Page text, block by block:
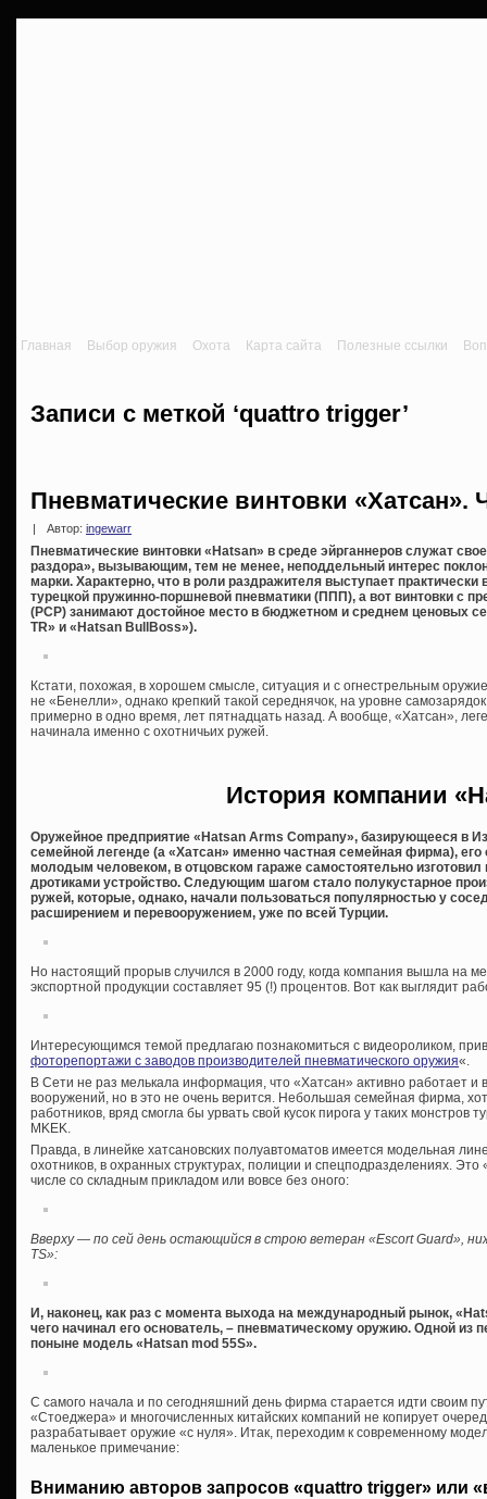
Главная Выбор оружия Охота Карта сайта Полезные ссылки
Записи с меткой ‘quattro trigger’
Пневматические винтовки «Хатсан».
Автор: ingewarr
Пневматические винтовки «Hatsan» в среде эйрганнеров служат
раздора», вызывающим, тем не менее, неподдельный интерес
марки. Характерно, что в роли раздражителя выступает
турецкой пружинно-поршневой пневматики (ППП), а вот винтовки с
(PCP) занимают достойное место в бюджетном и среднем ценовых
TR» и «Hatsan BullBoss»).
Кстати, похожая, в хорошем смысле, ситуация и с огнестрельным
не «Бенелли», однако крепкий такой середнячок, на уровне
примерно в одно время, лет пятнадцать назад. А вообще, «Хатсан»,
начинала именно с охотничьих ружей.
История компании «
Оружейное предприятие «Hatsan Arms Company», базирующееся в
семейной легенде (а «Хатсан» именно частная семейная фирма),
молодым человеком, в отцовском гараже самостоятельно
дротиками устройство. Следующим шагом стало полукустарное
ружей, которые, однако, начали пользоваться популярностью у
расширением и перевооружением, уже по всей Турции.
Но настоящий прорыв случился в 2000 году, когда компания вышла на
экспортной продукции составляет 95 (!) процентов. Вот как выглядит
Интересующимся темой предлагаю познакомиться с видеороликом,
фоторепортажи с заводов производителей пневматического оружия«.
В Сети не раз мелькала информация, что «Хатсан» активно работает и
вооружений, но в это не очень верится. Небольшая семейная фирма,
работников, вряд смогла бы урвать свой кусок пирога у таких монстров
MKEK.
Правда, в линейке хатсановских полуавтоматов имеется модельная
охотников, в охранных структурах, полиции и спецподразделениях.
числе со складным прикладом или вовсе без оного:
Вверху — по сей день остающийся в строю ветеран «Escort Guard»,
TS»:
И, наконец, как раз с момента выхода на международный рынок,
чего начинал его основатель, – пневматическому оружию. Одной из
поныне модель «Hatsan mod 55S».
С самого начала и по сегодняшний день фирма старается идти своим
«Стоеджера» и многочисленных китайских компаний не копирует
разрабатывает оружие «с нуля». Итак, переходим к современному
маленькое примечание:
Вниманию авторов запросов «quattro trigger» или